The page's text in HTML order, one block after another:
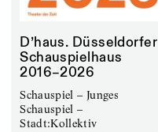
D’haus. Düsseldorfer
Schauspielhaus
2016–2026
Schauspiel – Junges
Schauspiel –
Stadt:Kollektiv